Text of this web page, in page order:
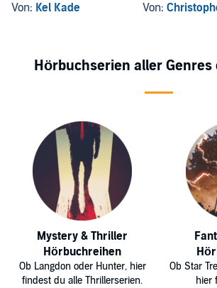
Von: Kel Kade
Von: Christopher
Hörbuchserien aller Genres
Mystery & Thriller
Hörbuchreihen
Ob Langdon oder Hunter, hier
findest du alle Thrillerserien.
Ob Star
hier